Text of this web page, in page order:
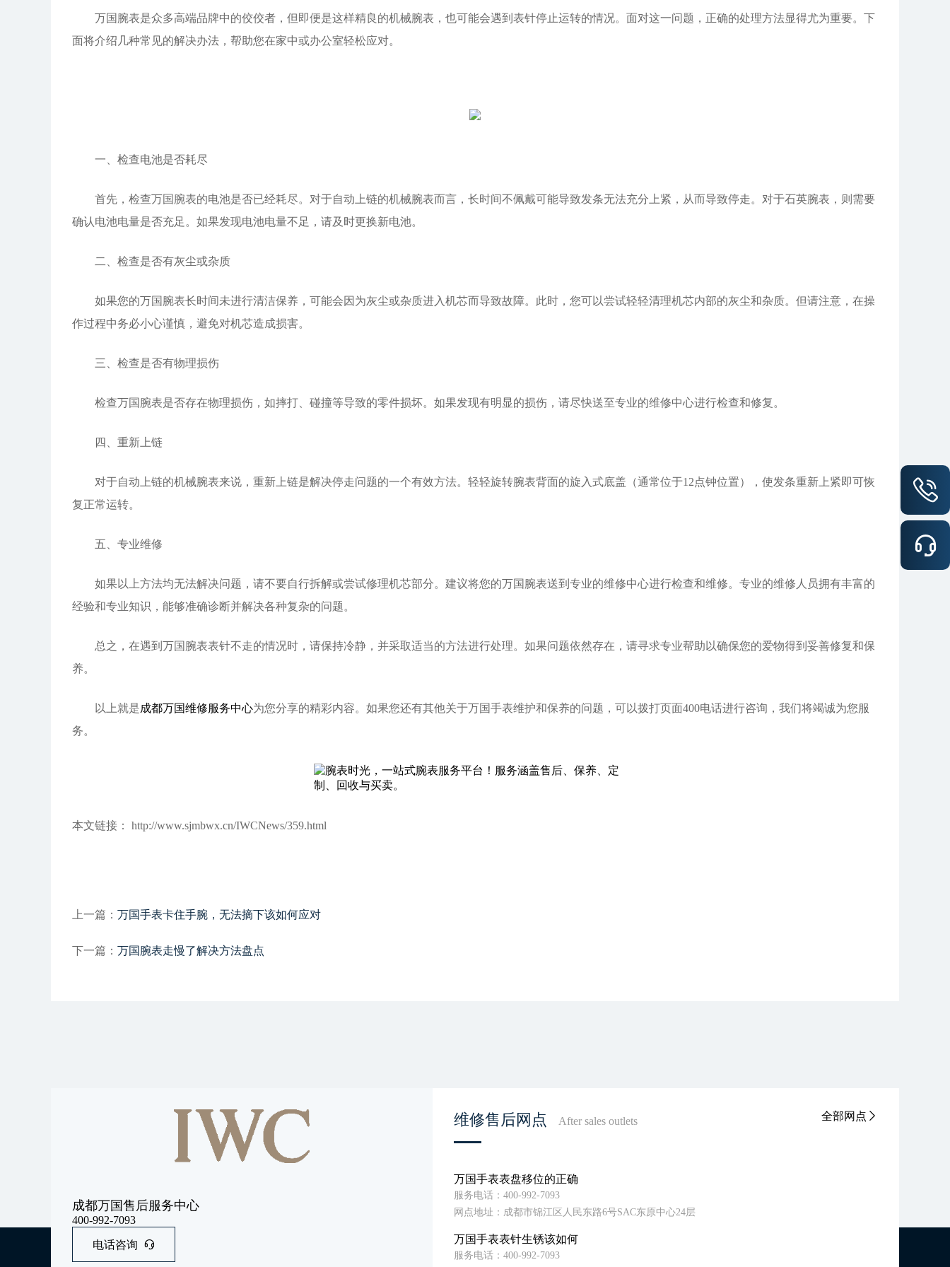
万国腕表是众多高端品牌中的佼佼者，但即便是这样精良的机械腕表，也可能会遇到表针停止运转的情况。面对这一问题，正确的处理方法显得尤为重要。下
面将介绍几种常见的解决办法，帮助您在家中或办公室轻松应对。
一、检查电池是否耗尽
首先，检查万国腕表的电池是否已经耗尽。对于自动上链的机械腕表而言，长时间不佩戴可能导致发条无法充分上紧，从而导致停走。对于石英腕表，则需要
确认电池电量是否充足。如果发现电池电量不足，请及时更换新电池。
二、检查是否有灰尘或杂质
如果您的万国腕表长时间未进行清洁保养，可能会因为灰尘或杂质进入机芯而导致故障。此时，您可以尝试轻轻清理机芯内部的灰尘和杂质。但请注意，在操
作过程中务必小心谨慎，避免对机芯造成损害。
三、检查是否有物理损伤
检查万国腕表是否存在物理损伤，如摔打、碰撞等导致的零件损坏。如果发现有明显的损伤，请尽快送至专业的维修中心进行检查和修复。
四、重新上链
对于自动上链的机械腕表来说，重新上链是解决停走问题的一个有效方法。轻轻旋转腕表背面的旋入式底盖（通常位于12点钟位置），使发条重新上紧即可恢
复正常运转。
五、专业维修
如果以上方法均无法解决问题，请不要自行拆解或尝试修理机芯部分。建议将您的万国腕表送到专业的维修中心进行检查和维修。专业的维修人员拥有丰富的
经验和专业知识，能够准确诊断并解决各种复杂的问题。
总之，在遇到万国腕表表针不走的情况时，请保持冷静，并采取适当的方法进行处理。如果问题依然存在，请寻求专业帮助以确保您的爱物得到妥善修复和保
养。
以上就是成都万国维修服务中心为您分享的精彩内容。如果您还有其他关于万国手表维护和保养的问题，可以拨打页面400电话进行咨询，我们将竭诚为您服
务。
本文链接： http://www.sjmbwx.cn/IWCNews/359.html
上一篇： 万国手表卡住手腕，无法摘下该如何应对
下一篇： 万国腕表走慢了解决方法盘点
成都万国售后服务中心
400-992-7093
电话咨询
维修售后网点 After sales outlets 全部网点
万国手表表盘移位的正确
服务电话：400-992-7093
网点地址：成都市锦江区人民东路6号SAC东原中心24层
万国手表表针生锈该如何
服务电话：400-992-7093